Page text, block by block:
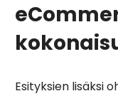
Esityksien lisäksi